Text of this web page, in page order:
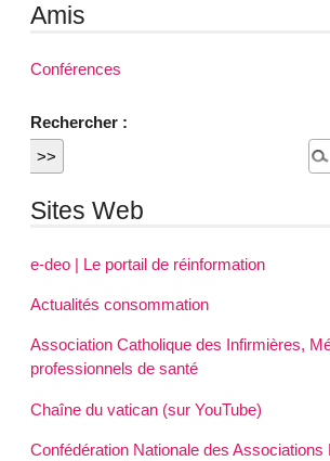
Amis
Conférences
Rechercher :
Sites Web
e-deo | Le portail de réinformation
Actualités consommation
Association Catholique des Infirmières,
professionnels de santé
Chaîne du vatican (sur YouTube)
Confédération Nationale des Associations